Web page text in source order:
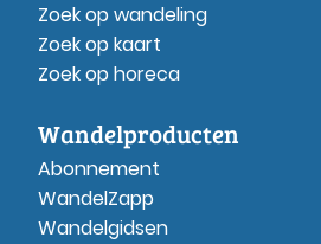
Zoek op wandeling
Zoek op kaart
Zoek op horeca
Wandelproducten
Abonnement
WandelZapp
Wandelgidsen